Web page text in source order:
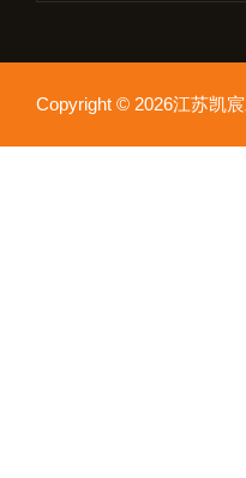
Copyright © 2026江苏凯